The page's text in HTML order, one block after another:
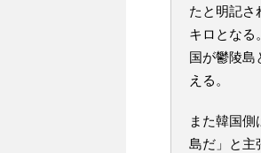
たと明記さ
キロとなる
国が鬱陵島
える。
また韓国
島だ」と主